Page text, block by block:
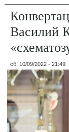
Василий
сб, 10/09/2022 - 21:49